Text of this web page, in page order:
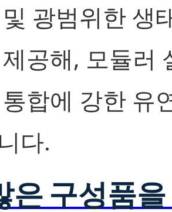
광범위한 생
공해, 모듈러
합에 강한 유
다.
은 구성품